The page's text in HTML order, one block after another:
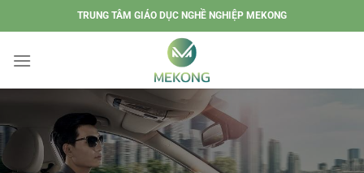
đến
dung
TRUNG TÂM GIÁO DỤC NGHỀ NGHIỆP MEKONG